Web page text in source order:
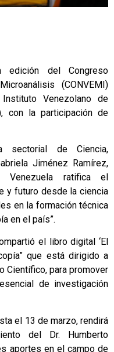
edición del Congreso
(CONVEMI)
Venezolano de
con la participación de
sectorial de Ciencia,
Jiménez Ramírez,
ratifica el
y futuro desde la ciencia
en la formación técnica
en el país”.
el libro digital ‘El
que está dirigido a
Científico, para promover
de investigación
el 13 de marzo, rendirá
del Dr. Humberto
aportes en el campo de